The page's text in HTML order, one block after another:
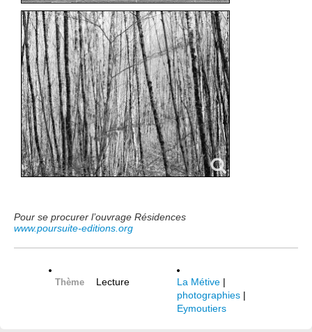
Pour se procurer l’ouvrage Résidences
www.poursuite-editions.org
Thème Lecture La Métive |
photographies |
Eymoutiers